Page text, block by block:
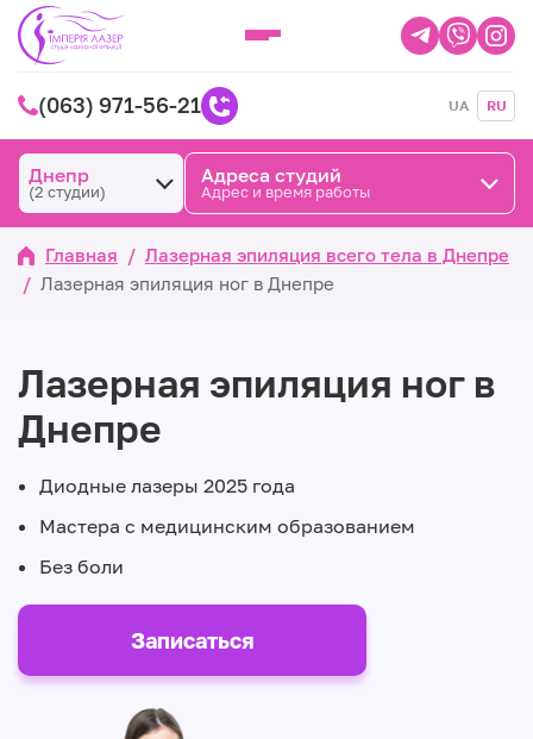
(063) 971-56-21 UA RU
Днепр
(2 студии)
Адреса студий
Адрес и время работы
Главная / Лазерная эпиляция всего тела в Днепре
/ Лазерная эпиляция ног в Днепре
Лазерная эпиляция ног в
Днепре
Диодные лазеры 2025 года
Мастера с медицинским образованием
Без боли
Записаться